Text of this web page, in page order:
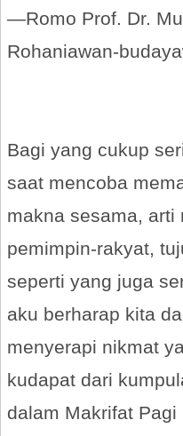
—Romo Prof. Dr.
Rohaniawan-
Bagi yang cukup
saat mencoba
makna sesama, arti
pemimpin-rakyat,
seperti yang juga
aku berharap kita
menyerapi nikmat
kudapat dari
dalam Makrifat Pagi